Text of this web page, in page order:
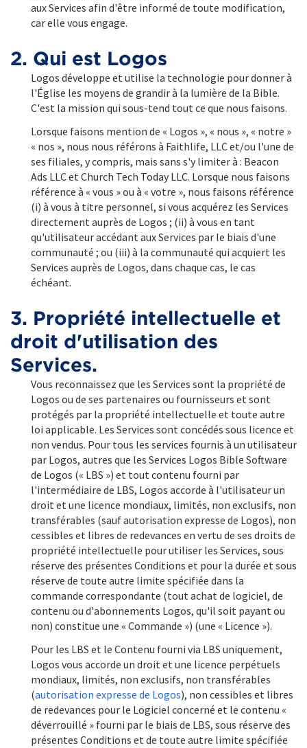
aux Services afin d'être informé de toute modification,
car elle vous engage.
2. Qui est Logos
Logos développe et utilise la technologie pour donner à
l'Église les moyens de grandir à la lumière de la Bible.
C'est la mission qui sous-tend tout ce que nous faisons.
Lorsque faisons mention de « Logos », « nous », « notre »
« nos », nous nous référons à Faithlife, LLC et/ou l'une de
ses filiales, y compris, mais sans s'y limiter à : Beacon
Ads LLC et Church Tech Today LLC. Lorsque nous faisons
référence à « vous » ou à « votre », nous faisons référence
(i) à vous à titre personnel, si vous acquérez les Services
directement auprès de Logos ; (ii) à vous en tant
qu'utilisateur accédant aux Services par le biais d'une
communauté ; ou (iii) à la communauté qui acquiert les
Services auprès de Logos, dans chaque cas, le cas
échéant.
3. Propriété intellectuelle et
droit d'utilisation des
Services.
Vous reconnaissez que les Services sont la propriété de
Logos ou de ses partenaires ou fournisseurs et sont
protégés par la propriété intellectuelle et toute autre
loi applicable. Les Services sont concédés sous licence et
non vendus. Pour tous les services fournis à un utilisateur
par Logos, autres que les Services Logos Bible Software
de Logos (« LBS ») et tout contenu fourni par
l'intermédiaire de LBS, Logos accorde à l'utilisateur un
droit et une licence mondiaux, limités, non exclusifs, non
transférables (sauf autorisation expresse de Logos), non
cessibles et libres de redevances en vertu de ses droits de
propriété intellectuelle pour utiliser les Services, sous
réserve des présentes Conditions et pour la durée et sous
réserve de toute autre limite spécifiée dans la
commande correspondante (tout achat de logiciel, de
contenu ou d'abonnements Logos, qu'il soit payant ou
non) constitue une « Commande ») (une « Licence »).
Pour les LBS et le Contenu fourni via LBS uniquement,
Logos vous accorde un droit et une licence perpétuels
mondiaux, limités, non exclusifs, non transférables
(autorisation expresse de Logos), non cessibles et libres
de redevances pour le Logiciel concerné et le contenu «
déverrouillé » fourni par le biais de LBS, sous réserve des
présentes Conditions et de toute autre limite spécifiée